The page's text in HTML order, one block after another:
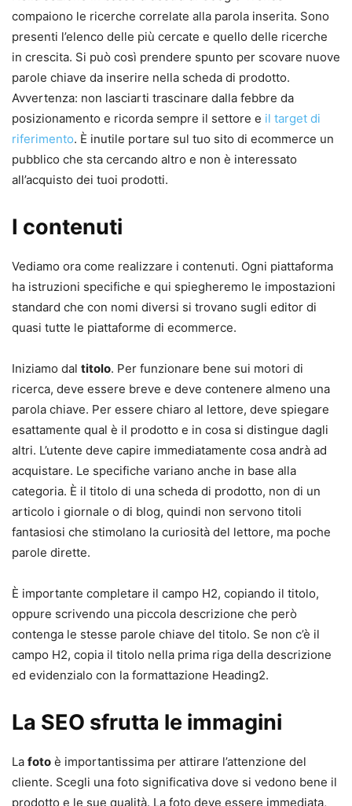
compaiono le ricerche correlate alla parola inserita. Sono
presenti l’elenco delle più cercate e quello delle ricerche
in crescita. Si può così prendere spunto per scovare nuove
parole chiave da inserire nella scheda di prodotto.
Avvertenza: non lasciarti trascinare dalla febbre da
posizionamento e ricorda sempre il settore e il target di
riferimento. È inutile portare sul tuo sito di ecommerce un
pubblico che sta cercando altro e non è interessato
all’acquisto dei tuoi prodotti.
I contenuti
Vediamo ora come realizzare i contenuti. Ogni piattaforma
ha istruzioni specifiche e qui spiegheremo le impostazioni
standard che con nomi diversi si trovano sugli editor di
quasi tutte le piattaforme di ecommerce.
Iniziamo dal titolo. Per funzionare bene sui motori di
ricerca, deve essere breve e deve contenere almeno una
parola chiave. Per essere chiaro al lettore, deve spiegare
esattamente qual è il prodotto e in cosa si distingue dagli
altri. L’utente deve capire immediatamente cosa andrà ad
acquistare. Le specifiche variano anche in base alla
categoria. È il titolo di una scheda di prodotto, non di un
articolo i giornale o di blog, quindi non servono titoli
fantasiosi che stimolano la curiosità del lettore, ma poche
parole dirette.
È importante completare il campo H2, copiando il titolo,
oppure scrivendo una piccola descrizione che però
contenga le stesse parole chiave del titolo. Se non c’è il
campo H2, copia il titolo nella prima riga della descrizione
ed evidenzialo con la formattazione Heading2.
La SEO sfrutta le immagini
La foto è importantissima per attirare l’attenzione del
cliente. Scegli una foto significativa dove si vedono bene il
prodotto e le sue qualità. La foto deve essere immediata,